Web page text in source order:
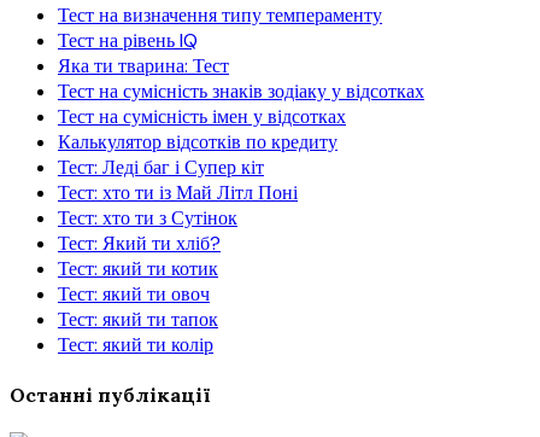
Тест на визначення типу темпераменту
Тест на рівень IQ
Яка ти тварина: Тест
Тест на сумісність знаків зодіаку у відсотках
Тест на сумісність імен у відсотках
Калькулятор відсотків по кредиту
Тест: Леді баг і Супер кіт
Тест: хто ти із Май Літл Поні
Тест: хто ти з Сутінок
Тест: Який ти хліб?
Тест: який ти котик
Тест: який ти овоч
Тест: який ти тапок
Тест: який ти колір
Останні публікації